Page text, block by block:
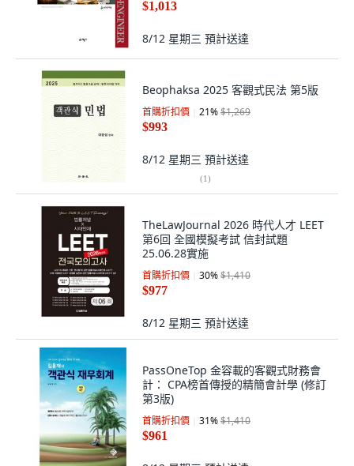
$1,013
8/12 星期三 預計送達
Beophaksa 2025 客觀式民法 第5版
首購折扣價 21%$1,269
$993
8/12 星期三 預計送達
(1)
TheLawJournal 2026 時代人才 LEET
第6回 全國模擬考試 信封試題
25.06.28實施
首購折扣價 30%$1,410
$977
8/12 星期三 預計送達
PassOneTop 金容載的客觀式財務會
計： CPA榜首傳授的精簡會計學 (修訂
第3版)
首購折扣價 31%$1,410
$961